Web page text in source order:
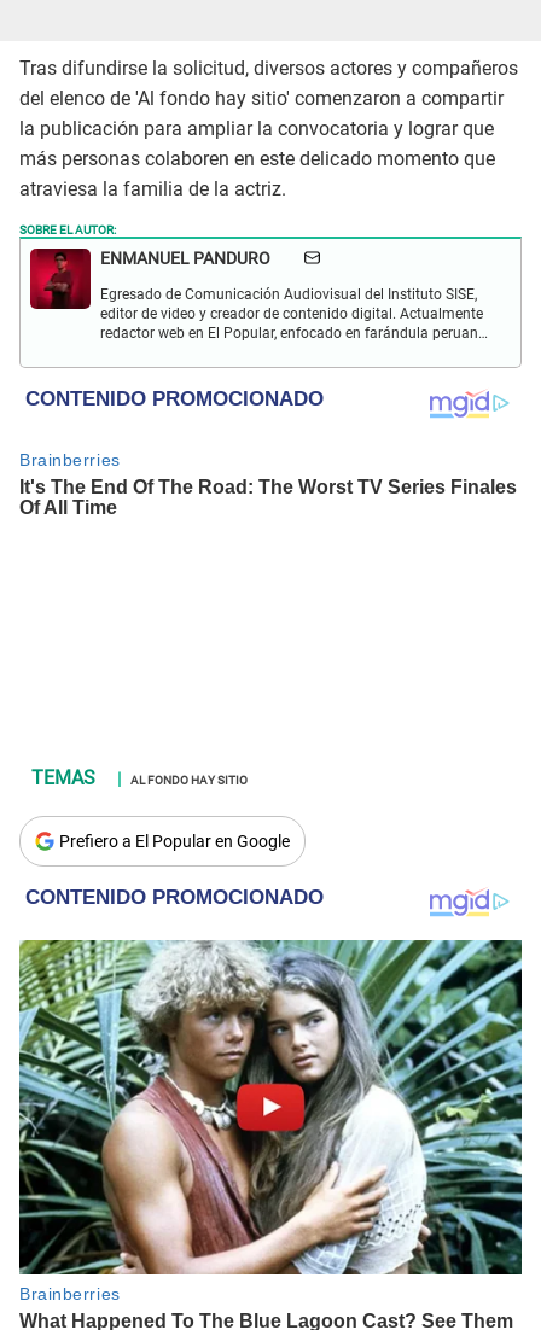
Tras difundirse la solicitud, diversos actores y compañeros
del elenco de 'Al fondo hay sitio' comenzaron a compartir
la publicación para ampliar la convocatoria y lograr que
más personas colaboren en este delicado momento que
atraviesa la familia de la actriz.
SOBRE EL AUTOR:
ENMANUEL PANDURO
Egresado de Comunicación Audiovisual del Instituto SISE,
editor de video y creador de contenido digital. Actualmente
redactor web en El Popular, enfocado en farándula peruana,
AL FONDO HAY SITIO
Prefiero a El Popular en Google